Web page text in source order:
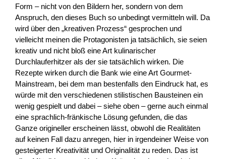
Form – nicht von den Bildern her, sondern von dem
Anspruch, den dieses Buch so unbedingt vermitteln will. Da
wird über den „kreativen Prozess“ gesprochen und
vielleicht meinen die Protagonisten ja tatsächlich, sie seien
kreativ und nicht bloß eine Art kulinarischer
Durchlauferhitzer als der sie tatsächlich wirken. Die
Rezepte wirken durch die Bank wie eine Art Gourmet-
Mainstream, bei dem man bestenfalls den Eindruck hat, es
würde mit den verschiedenen stilistischen Bausteinen ein
wenig gespielt und dabei – siehe oben – gerne auch einmal
eine sprachlich-fränkische Lösung gefunden, die das
Ganze origineller erscheinen lässt, obwohl die Realitäten
auf keinen Fall dazu anregen, hier in irgendeiner Weise von
gesteigerter Kreativität und Originalität zu reden. Das ist